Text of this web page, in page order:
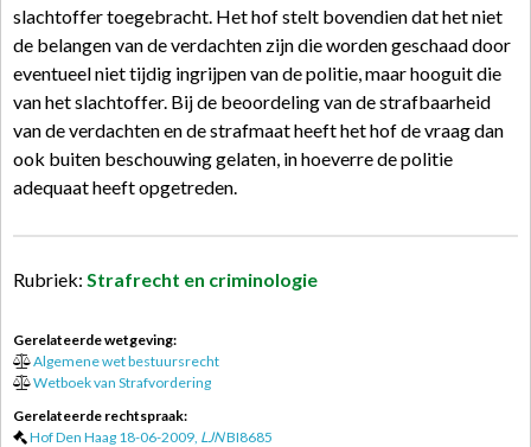
slachtoffer toegebracht. Het hof stelt bovendien dat het niet
de belangen van de verdachten zijn die worden geschaad door
eventueel niet tijdig ingrijpen van de politie, maar hooguit die
van het slachtoffer. Bij de beoordeling van de strafbaarheid
van de verdachten en de strafmaat heeft het hof de vraag dan
ook buiten beschouwing gelaten, in hoeverre de politie
adequaat heeft opgetreden.
Rubriek: Strafrecht en criminologie
Gerelateerde wetgeving:
Algemene wet bestuursrecht
Wetboek van Strafvordering
Gerelateerde rechtspraak:
Hof Den Haag 18-06-2009, LJNBI8685